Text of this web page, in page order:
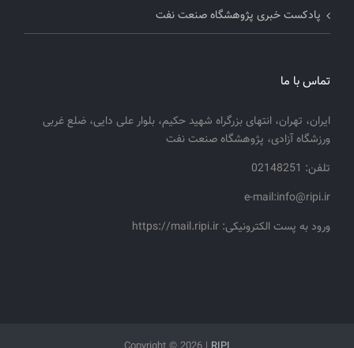
پادکست خبری پژوهشگاه صنعت نفت
تماس با ما
ایران، تهران، انتهای بزرگراه شهید حکیم، بلوار علی دایی، ضلع غربی
ورزشگاه آزادی، پژوهشگاه صنعت نفت
تلفن: 02148251
e-mail:info@ripi.ir
ورود به پست الکترونیکی: https://mail.ripi.ir